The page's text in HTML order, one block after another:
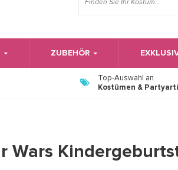
ZUBEHÖR
Top-Auswahl an
Kostümen &
Wars